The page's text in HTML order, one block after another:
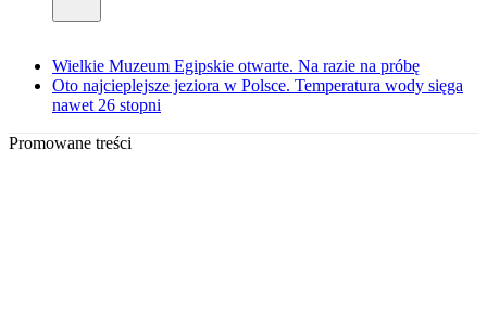
Wielkie Muzeum Egipskie otwarte. Na razie na próbę
Oto najcieplejsze jeziora w Polsce. Temperatura wody sięga
nawet 26 stopni
Promowane treści